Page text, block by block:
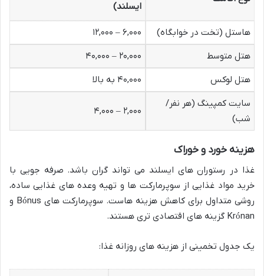
ایسلند)
هاستل (تخت در خوابگاه)
۶,۰۰۰ – ۱۲,۰۰۰
هتل متوسط
۲۰,۰۰۰ – ۴۰,۰۰۰
هتل لوکس
۴۰,۰۰۰ به بالا
سایت کمپینگ (هر نفر/
شب)
۲,۰۰۰ – ۴,۰۰۰
هزینه خورد و خوراک
غذا در رستوران های ایسلند می تواند گران باشد. صرفه جویی با
خرید مواد غذایی از سوپرمارکت ها و تهیه وعده های غذایی ساده،
روشی متداول برای کاهش هزینه هاست. سوپرمارکت های Bónus و
Krónan گزینه های اقتصادی تری هستند.
یک جدول تخمینی از هزینه های روزانه غذا: